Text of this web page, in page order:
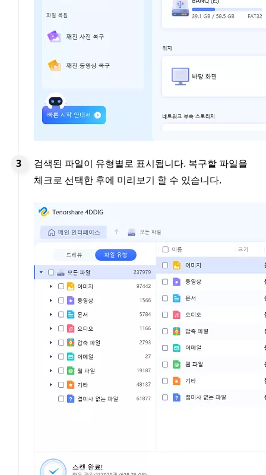
검색된 파일이 유형별로 표시됩니다. 복구할 파일을
체크로 선택한 후에 미리보기 할 수 있습니다.